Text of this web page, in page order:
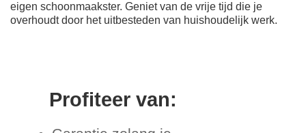
eigen schoonmaakster. Geniet van de vrije tijd die je
overhoudt door het uitbesteden van huishoudelijk werk.
Profiteer van: